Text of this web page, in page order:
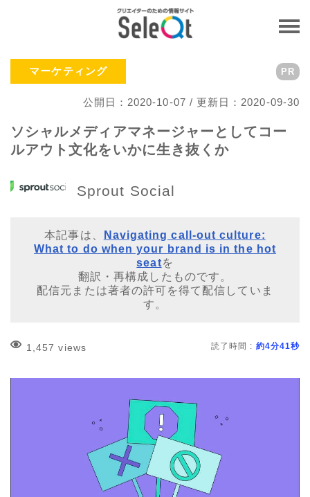
マーケティング
公開日：2020-10-07 / 更新日：2020-09-30
PR
ソシャルメディアマネージャーとしてコー
ルアウト文化をいかに生き抜くか
Sprout Social
本記事は、
Navigating call-out culture:
What to do when your brand is in the hot
seatを
翻訳・再構成したものです。
配信元または著者の許可を得て配信していま
す。
1,457 views 読了時間 : 約4分41秒